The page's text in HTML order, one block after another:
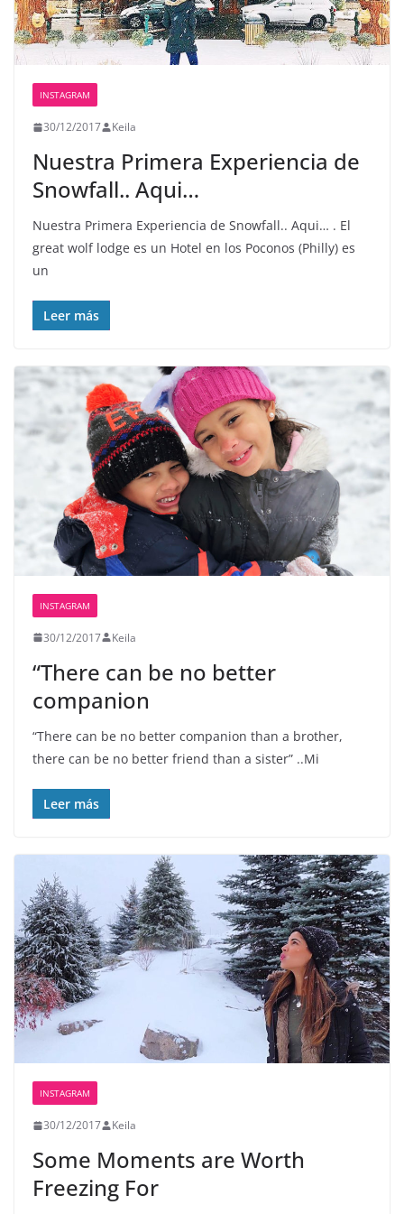
INSTAGRAM
30/12/2017 Keila
Nuestra Primera Experiencia de
Snowfall.. Aqui…
Nuestra Primera Experiencia de Snowfall.. Aqui… . El
great wolf lodge es un Hotel en los Poconos (Philly) es
un
Leer más
INSTAGRAM
30/12/2017 Keila
“There can be no better
companion
“There can be no better companion than a brother,
there can be no better friend than a sister” ..Mi ️
Leer más
INSTAGRAM
30/12/2017 Keila
Some Moments are Worth
Freezing For